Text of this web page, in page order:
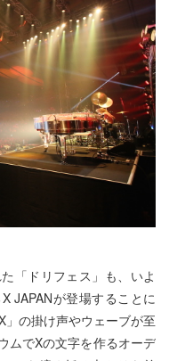
「ドリフェス」も、いよ
JAPANが登場することに
の掛け声やウェーブが至
ムでXの文字を作るオーデ